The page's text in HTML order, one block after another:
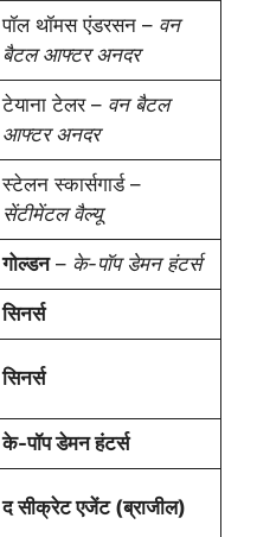
पॉल थॉमस एंडरसन – वन
बैटल आफ्टर अनदर
टेयाना टेलर – वन बैटल
आफ्टर अनदर
स्टेलन स्कार्सगार्ड –
सेंटीमेंटल वैल्यू
गोल्डन– के-पॉप डेमन हंटर्स
सिनर्स
सिनर्स
के-पॉप डेमन हंटर्स
द सीक्रेट एजेंट (ब्राजील)